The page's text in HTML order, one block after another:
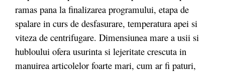
ramas pana la finalizarea programului, etapa de
spalare in curs de desfasurare, temperatura apei si
viteza de centrifugare. Dimensiunea mare a usii si
hubloului ofera usurinta si lejeritate crescuta in
manuirea articolelor foarte mari, cum ar fi paturi,